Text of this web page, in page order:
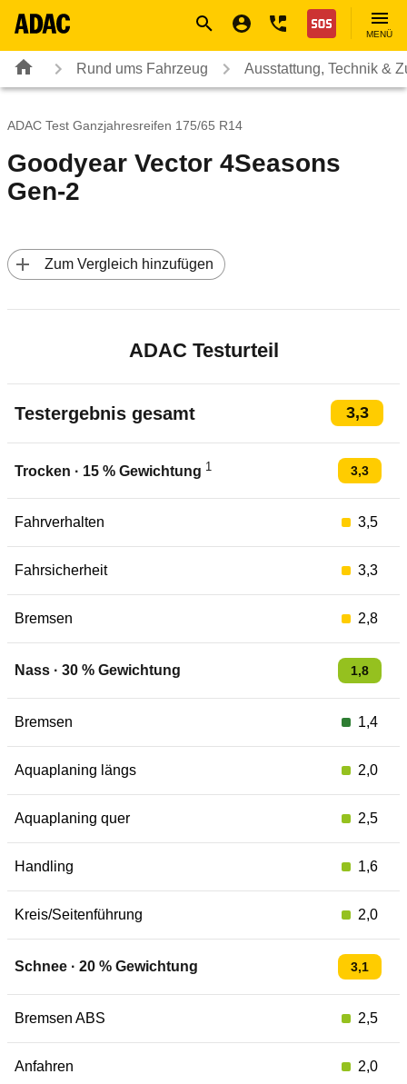
Nothilfe
MENÜ
Rund ums Fahrzeug Ausstattung, Technik &
ADAC Test Ganzjahresreifen 175/65 R14
Goodyear Vector 4Seasons
Gen-2
Zum Vergleich hinzufügen
ADAC Testurteil
Testergebnis gesamt 3,3
Trocken · 15 % Gewichtung 1 3,3
Fahrverhalten 3,5
Fahrsicherheit 3,3
Bremsen 2,8
Nass · 30 % Gewichtung 1,8
Bremsen 1,4
Aquaplaning längs 2,0
Aquaplaning quer 2,5
Handling 1,6
Kreis/Seitenführung 2,0
Schnee · 20 % Gewichtung 3,1
Bremsen ABS 2,5
Anfahren 2,0